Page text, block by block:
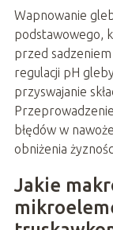
Wapnowanie
podstawowego,
przed
regulacji pH
przyswajanie
błędów w
obniżenia
Jakie